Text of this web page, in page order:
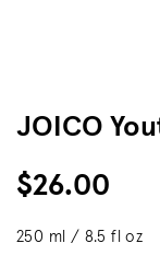
JOICO
$26.00
250 ml / 8.5 fl oz